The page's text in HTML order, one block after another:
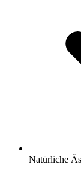
Natürliche